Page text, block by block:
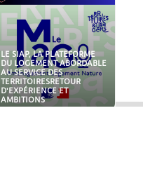
LE SIAP, LA PLATEFORME
DU LOGEMENT ABORDABLE
AU SERVICE DES
TERRITOIRESRETOUR
D'EXPÉRIENCE ET
AMBITIONS